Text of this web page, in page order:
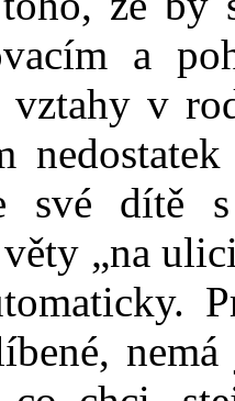
a
v
své dítě
„na